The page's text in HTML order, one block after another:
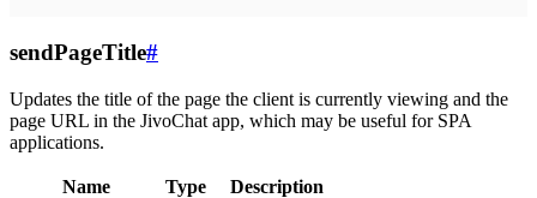
sendPageTitle#
Updates the title of the page the client is currently viewing and the
page URL in the JivoChat app, which may be useful for SPA
applications.
Name Type
Description